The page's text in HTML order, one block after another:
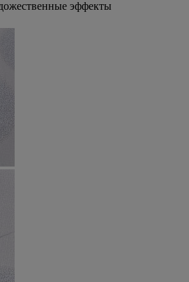
эффекты